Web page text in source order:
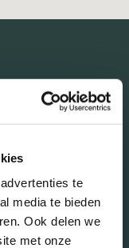
te
media te bieden
Ook delen we
met onze
(55.38%)
(6.46%)